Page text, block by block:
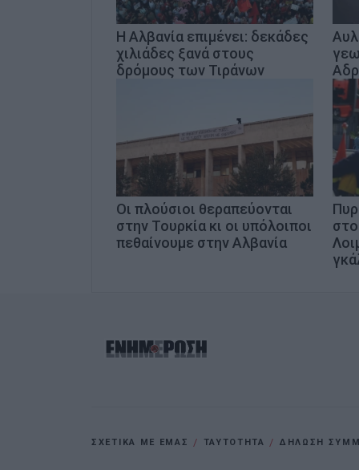
Η Αλβανία επιμένει: δεκάδες
χιλιάδες ξανά στους
δρόμους των Τιράνων
Οι πλούσιοι θεραπεύονται
στην Τουρκία κι οι υπόλοιποι
πεθαίνουμε στην Αλβανία
ΣΧΕΤΙΚΑ ΜΕ ΕΜΑΣ ΤΑΥΤΟΤΗΤΑ ΔΗΛΩΣΗ